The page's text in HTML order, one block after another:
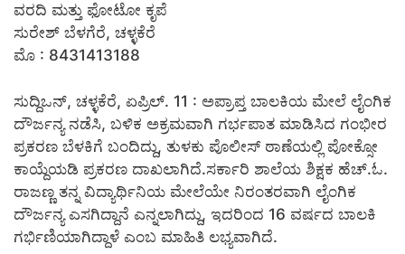
ವರದಿ ಮತ್ತು ಫೋಟೋ ಕೃಪೆ
ಸುರೇಶ್ ಬೆಳಗೆರೆ, ಚಳ್ಳಕೆರೆ
ಮೊ : 8431413188
ಸುದ್ದಿಒನ್, ಚಳ್ಳಕೆರೆ, ಏಪ್ರಿಲ್. 11 : ಅಪ್ರಾಪ್ತ ಬಾಲಕಿಯ ಮೇಲೆ ಲೈಂಗಿಕ
ದೌರ್ಜನ್ಯ ನಡೆಸಿ, ಬಳಿಕ ಅಕ್ರಮವಾಗಿ ಗರ್ಭಪಾತ ಮಾಡಿಸಿದ ಗಂಭೀರ
ಪ್ರಕರಣ ಬೆಳಕಿಗೆ ಬಂದಿದ್ದು, ತುಳಕು ಪೊಲೀಸ್ ಠಾಣೆಯಲ್ಲಿ ಪೋಕ್ಸೋ
ಕಾಯ್ದೆಯಡಿ ಪ್ರಕರಣ ದಾಖಲಾಗಿದೆ.ಸರ್ಕಾರಿ ಶಾಲೆಯ ಶಿಕ್ಷಕ ಹೆಚ್.ಓ.
ರಾಜಣ್ಣ ತನ್ನ ವಿದ್ಯಾರ್ಥಿನಿಯ ಮೇಲೆಯೇ ನಿರಂತರವಾಗಿ ಲೈಂಗಿಕ
ದೌರ್ಜನ್ಯ ಎಸಗಿದ್ದಾನೆ ಎನ್ನಲಾಗಿದ್ದು, ಇದರಿಂದ 16 ವರ್ಷದ ಬಾಲಕಿ
ಗರ್ಭಿಣಿಯಾಗಿದ್ದಾಳೆ ಎಂಬ ಮಾಹಿತಿ ಲಭ್ಯವಾಗಿದೆ.